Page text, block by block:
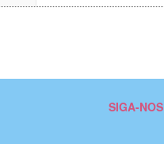
SIGA-NOS